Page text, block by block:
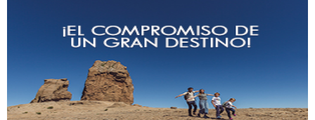
Este gato macho ha aparecido en la calle hace menos de un mes, es muy
manso y extremadamente cari...
Leales.org » Gran Canaria | 9.7.2025